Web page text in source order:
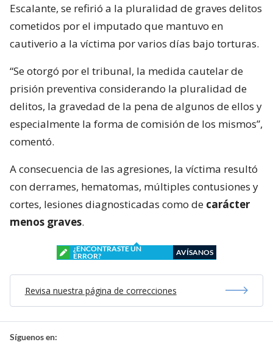
Escalante, se refirió a la pluralidad de graves delitos
cometidos por el imputado que mantuvo en
cautiverio a la víctima por varios días bajo torturas.
“Se otorgó por el tribunal, la medida cautelar de
prisión preventiva considerando la pluralidad de
delitos, la gravedad de la pena de algunos de ellos y
especialmente la forma de comisión de los mismos”,
comentó.
A consecuencia de las agresiones, la víctima resultó
con derrames, hematomas, múltiples contusiones y
cortes, lesiones diagnosticadas como de carácter
menos graves.
¿ENCONTRASTE UN
ERROR?
AVÍSANOS
Revisa nuestra página de correcciones
Síguenos en: